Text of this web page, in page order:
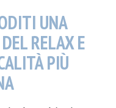
UNA
RELAX E
PIÙ